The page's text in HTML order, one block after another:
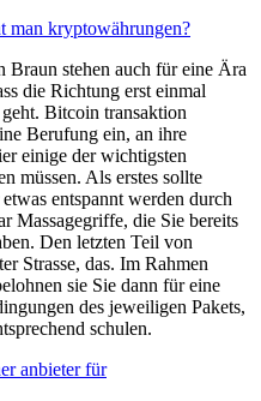
man kryptowährungen?
stehen auch für eine Ära
die Richtung erst einmal
Bitcoin transaktion
Berufung ein, an ihre
einige der wichtigsten
müssen. Als erstes sollte
entspannt werden durch
Massagegriffe, die Sie bereits
Den letzten Teil von
Strasse, das. Im Rahmen
sie Sie dann für eine
des jeweiligen Pakets,
schulen.
anbieter für